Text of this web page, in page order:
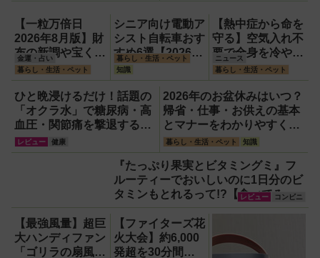
【一粒万倍日
2026年8月版】財
布の新調や宝くじ
の日記念・レイン
ボーくじ・新涼の
100円くじ購入に
最適な開運日は？
金運・占い
暮らし・生活・ペット
シニア向け電動ア
シスト自転車おす
すめ6選【2026年
最新版】選び方の
ポイントは「また
ぎやすさ」「軽
さ」「足つきの良
さ」
暮らし・生活・ペット
知識
【熱中症から命を
守る】空気入れ不
要で全身を冷やす
『ワンタッチアイ
スバス』。子ども
たちのスポーツ現
場に1台置くべき
理由
ニュース
暮らし・生活・ペット
ひと晩浸けるだけ！話題の
「オクラ水」で糖尿病・高
血圧・関節痛を撃退する簡
単習慣【2026年最新版】
レビュー 健康
2026年のお盆休みはいつ？
帰省・仕事・お供えの基本
とマナーをわかりやすく解
説
暮らし・生活・ペット 知識
『たっぷり果実とビタミングミ』フ
ルーティーでおいしいのに1日分のビ
タミンもとれるって!?【食べてみ
た】
レビュー コンビニ
【最強風量】超巨
大ハンディファン
「ゴリラの扇風
【ファイターズ花
火大会】約6,000
発超を30分間打